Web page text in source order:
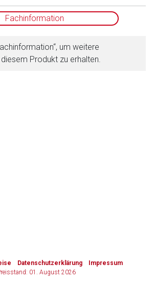
Fachinformation
um weitere
Produkt zu erhalten.
Datenschutzerklärung
Impressum
01. August 2026
Link öffnet eine externe Web-
der externen Web-Seite ist deren